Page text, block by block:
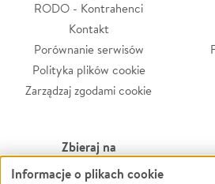
RODO - Kontrahenci
Kontakt
Porównanie serwisów
Polityka plików cookie
Zarządzaj zgodami cookie
Zbieraj na
Informacje o plikach cookie